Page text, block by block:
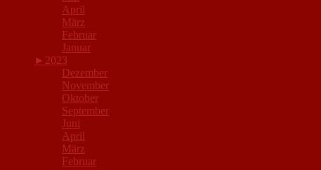
April
März
Februar
Januar
► 2023
Dezember
November
Oktober
September
Juni
April
März
Februar